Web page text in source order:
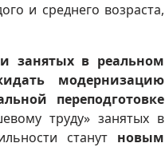
и среднего возраста,
занятых в реальном
модернизацию
переподготовке
труду» занятых в
станут новым